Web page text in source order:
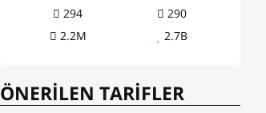
294
290
2.2M
2.7B
ÖNERİLEN TARİFLER